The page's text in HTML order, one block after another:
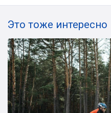
Это тоже интересно